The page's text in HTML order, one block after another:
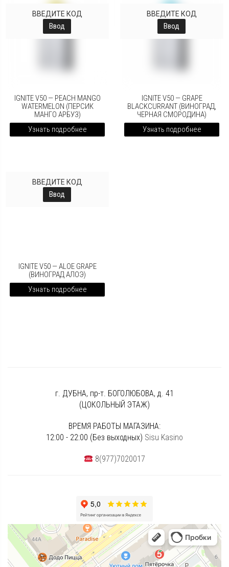
ВВЕДИТЕ КОД
Ввод
IGNITE V50 — PEACH MANGO
WATERMELON (ПЕРСИК
МАНГО АРБУЗ)
Узнать подробнее
ВВЕДИТЕ КОД
Ввод
IGNITE V50 — GRAPE
BLACKCURRANT (ВИНОГРАД,
ЧЕРНАЯ СМОРОДИНА)
Узнать подробнее
ВВЕДИТЕ КОД
Ввод
IGNITE V50 — ALOE GRAPE
(ВИНОГРАД АЛОЭ)
Узнать подробнее
г. ДУБНА, пр-т. БОГОЛЮБОВА, д. 41
(ЦОКОЛЬНЫЙ ЭТАЖ)
ВРЕМЯ РАБОТЫ МАГАЗИНА:
12:00 - 22:00 (Без выходных) Sisu Kasino
8(977)7020017